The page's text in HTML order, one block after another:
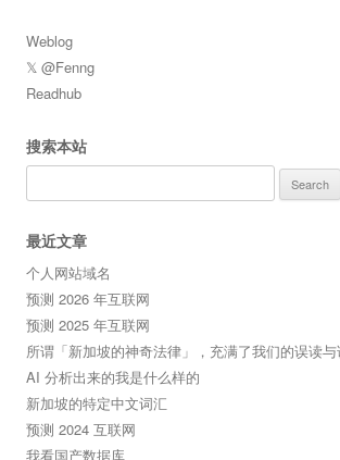
Weblog
𝕏 @Fenng
Readhub
搜索本站
for:
最近文章
个人网站域名
预测 2026 年互联网
预测 2025 年互联网
所谓「新加坡的神奇法律」，充满了我们的误读
AI 分析出来的我是什么样的
新加坡的特定中文词汇
预测 2024 互联网
我看国产数据库